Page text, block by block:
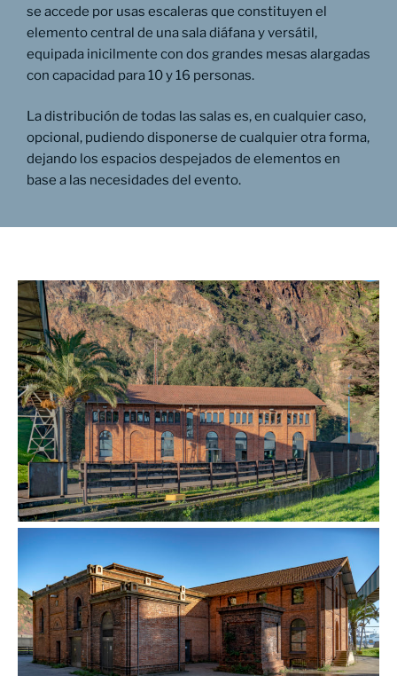
se accede por usas escaleras que constituyen el
elemento central de una sala diáfana y versátil,
equipada inicilmente con dos grandes mesas alargadas
con capacidad para 10 y 16 personas.
La distribución de todas las salas es, en cualquier caso,
opcional, pudiendo disponerse de cualquier otra forma,
dejando los espacios despejados de elementos en
base a las necesidades del evento.